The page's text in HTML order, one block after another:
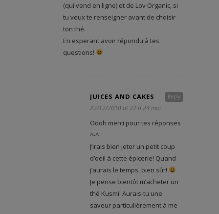
(qui vend en ligne) et de Lov Organic, si
tu veux te renseigner avant de choisir
ton thé.
En esperant avoir répondu à tes
questions!
Reply
JUICES AND CAKES
22/12/2010 at 22 h 24 min
Oooh merci pour tes réponses
^-^
J’irais bien jeter un petit coup
d’oeil à cette épicerie! Quand
j’aurais le temps, bien sûr!
Je pense bientôt m’acheter un
thé Kusmi. Aurais-tu une
saveur particulièrement à me